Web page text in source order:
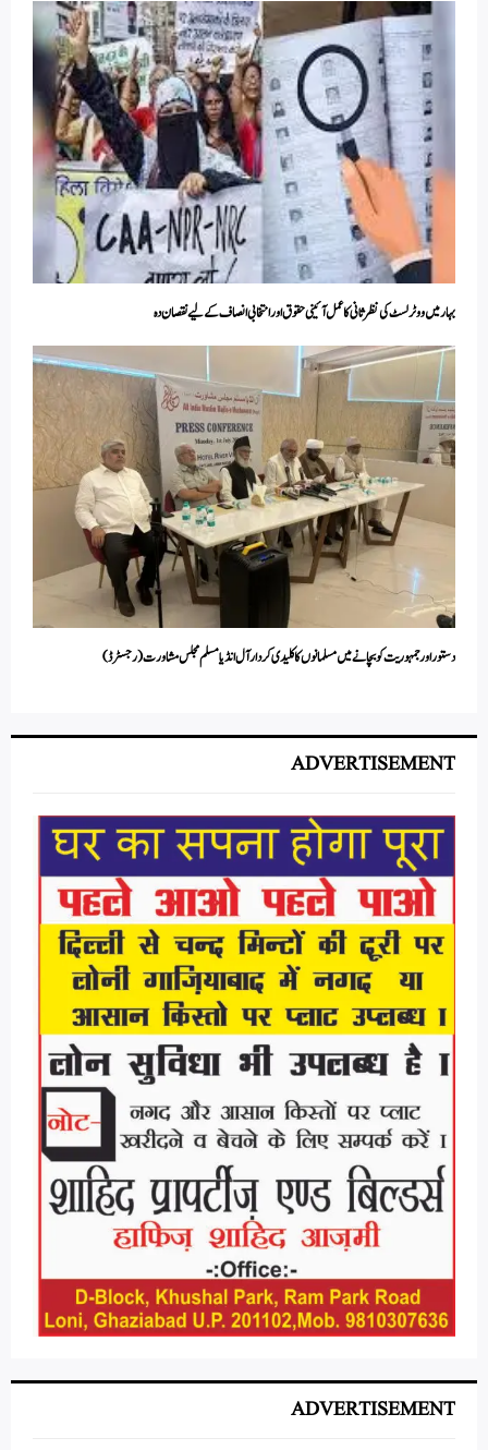
بہار میں ووٹر لسٹ کی نظرثانی کا عمل آئینی حقوق اور انتخابی انصاف کے لیے نقصان دہ
دستور اور جمہوریت کو بچانے میں مسلمانوں کا کلیدی کردار آل انڈیا مسلم مجلس مشاورت (رجسٹرڈ)
ADVERTISEMENT
ADVERTISEMENT